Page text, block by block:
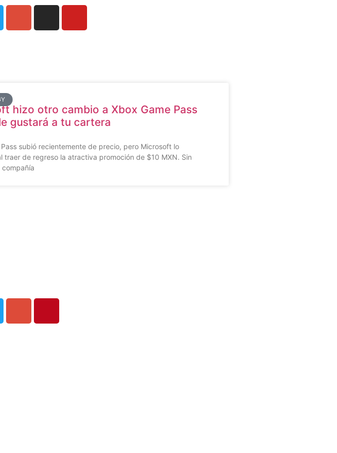
hizo otro cambio a Xbox Game Pass
gustará a tu cartera
subió recientemente de precio, pero Microsoft lo
traer de regreso la atractiva promoción de $10 MXN. Sin